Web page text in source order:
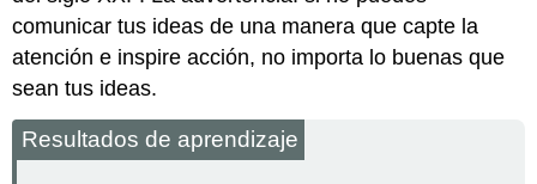
comunicar tus ideas de una manera que capte la
atención e inspire acción, no importa lo buenas que
sean tus ideas.
Resultados de aprendizaje